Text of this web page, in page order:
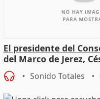
El presidente del
del Marco de Jerez,
sobre exportaciones
Sonido Totales